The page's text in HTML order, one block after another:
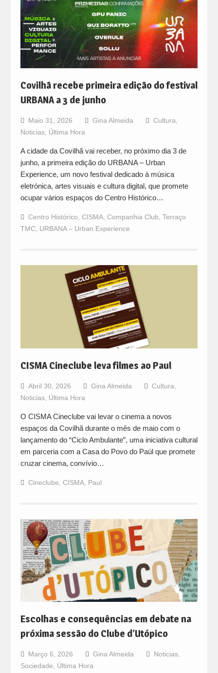
Covilhã recebe primeira edição do festival
URBANA a 3 de junho
Maio 31, 2026 Gina Almeida Cultura,
Noticias, Última Hora
A cidade da Covilhã vai receber, no próximo dia 3 de
junho, a primeira edição do URBANA – Urban
Experience, um novo festival dedicado à música
eletrónica, artes visuais e cultura digital, que promete
ocupar vários espaços do Centro Histórico…
Centro Histórico, CISMA, Companhia Club, Terraço
TMC, URBANA – Urban Experience
CISMA Cineclube leva filmes ao Paul
Abril 30, 2026 Gina Almeida Cultura
Noticias, Última Hora
O CISMA Cineclube vai levar o cinema a novos
espaços da Covilhã durante o mês de maio com o
lançamento do “Ciclo Ambulante”, uma iniciativa cultural
em parceria com a Casa do Povo do Paúl que promete
cruzar cinema, convívio…
Cineclube CISMA, Paul
Escolhas e consequências em debate na
próxima sessão do Clube d’Utópico
Março 6, 2026 Gina Almeida Noticias,
Sociedade
Última Hora